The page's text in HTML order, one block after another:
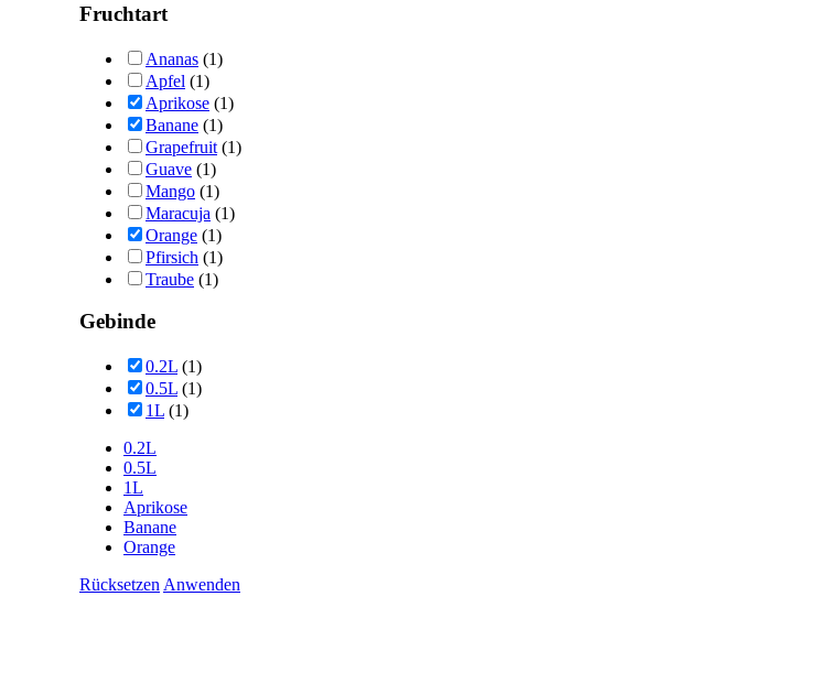
Fruchtart
Ananas (1)
Apfel (1)
Aprikose (1)
Banane (1)
Grapefruit (1)
Guave (1)
Mango (1)
Maracuja (1)
Orange (1)
Pfirsich (1)
Traube (1)
Gebinde
0.2L (1)
0.5L (1)
1L (1)
0.2L
0.5L
1L
Aprikose
Banane
Orange
Rücksetzen Anwenden